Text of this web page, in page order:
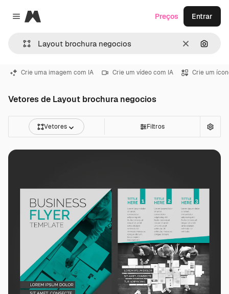
Close menu
Magnific
Limpar
Preços Entrar
Crie uma imagem com IA Crie um vídeo com IA Crie um
Vetores de Layout brochura negocios
Vetores Filtros